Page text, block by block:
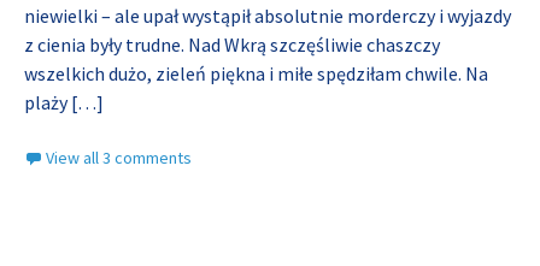
niewielki – ale upał wystąpił absolutnie morderczy i wyjazdy
z cienia były trudne. Nad Wkrą szczęśliwie chaszczy
wszelkich dużo, zieleń piękna i miłe spędziłam chwile. Na
plaży[…]
View all 3 comments